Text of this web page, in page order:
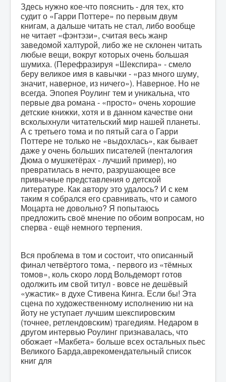
Здесь нужно кое-что пояснить - для тех, кто
судит о «Гарри Поттере» по первым двум
книгам, а дальше читать не стал, либо вообще
не читает «фэнтэзи», считая весь жанр
заведомой халтурой, либо же не склонен читать
любые вещи, вокруг которых очень большая
шумиха. (Перефразируя «Шекспира» - смело
беру великое имя в кавычки - «раз много шуму,
значит, наверное, из ничего»). Наверное. Но не
всегда. Эпопея Роулинг тем и уникальна, что
первые два романа - «просто» очень хорошие
детские книжки, хотя и в данном качестве они
всколыхнули читательский мир нашей планеты.
А с третьего тома и по пятый сага о Гарри
Поттере не только не «выдохлась», как бывает
даже у очень больших писателей (пенталогия
Дюма о мушкетёрах - лучший пример), но
превратилась в нечто, разрушающее все
привычные представления о детской
литературе. Как автору это удалось? И с кем
таким я собрался его сравнивать, что и самого
Моцарта не довольно? Я попытаюсь
предложить своё мнение по обоим вопросам, но
сперва - ещё немного терпения.
Вся проблема в том и состоит, что описанный
финал четвёртого тома, - первого из «тёмных
томов», коль скоро лорд Вольдеморт готов
одолжить им свой титул - вовсе не дешёвый
«ужастик» в духе Стивена Кинга. Если бы! Эта
сцена по художественному исполнению ни на
йоту не уступает лучшим шекспировским
(точнее, ретлендовским) трагедиям. Недаром в
другом интервью Роулинг признавалась, что
обожает «Макбета» больше всех остальных пьес
Великого Барда,аврекомендательный список
книг для